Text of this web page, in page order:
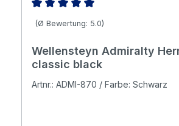
Durchschnittliche Bewertung von 5
(Ø Bewertung: 5.0)
Wellensteyn Admiralty
classic black
Artnr.: ADMI-870 / Farbe: Schwarz